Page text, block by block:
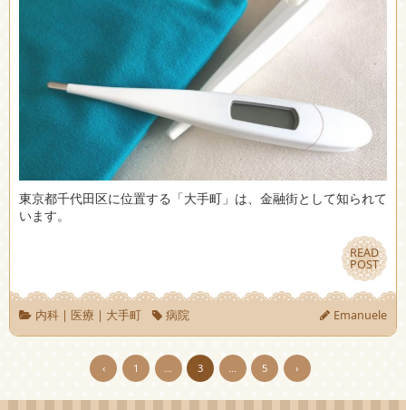
東京都千代田区に位置する「大手町」は、金融街として知られて
います。
READ
POST
READ
POST
内科| 医療 | 大手町 病院 Emanuele
‹ 1 3 5 ›